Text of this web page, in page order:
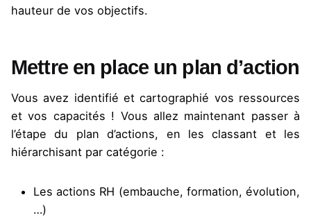
hauteur de vos objectifs.
Mettre en place un plan d’action
Vous avez identifié et cartographié vos ressources
et vos capacités ! Vous allez maintenant passer à
l’étape du plan d’actions, en les classant et les
hiérarchisant par catégorie :
Les actions RH (embauche, formation, évolution,
…)